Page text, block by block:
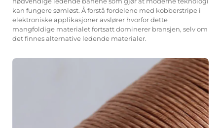
kan fungere sømløst. Å forstå fordelene med kobberstripe i
elektroniske applikasjoner avslører hvorfor dette
mangfoldige materialet fortsatt dominerer bransjen, selv om
det finnes alternative ledende materialer.